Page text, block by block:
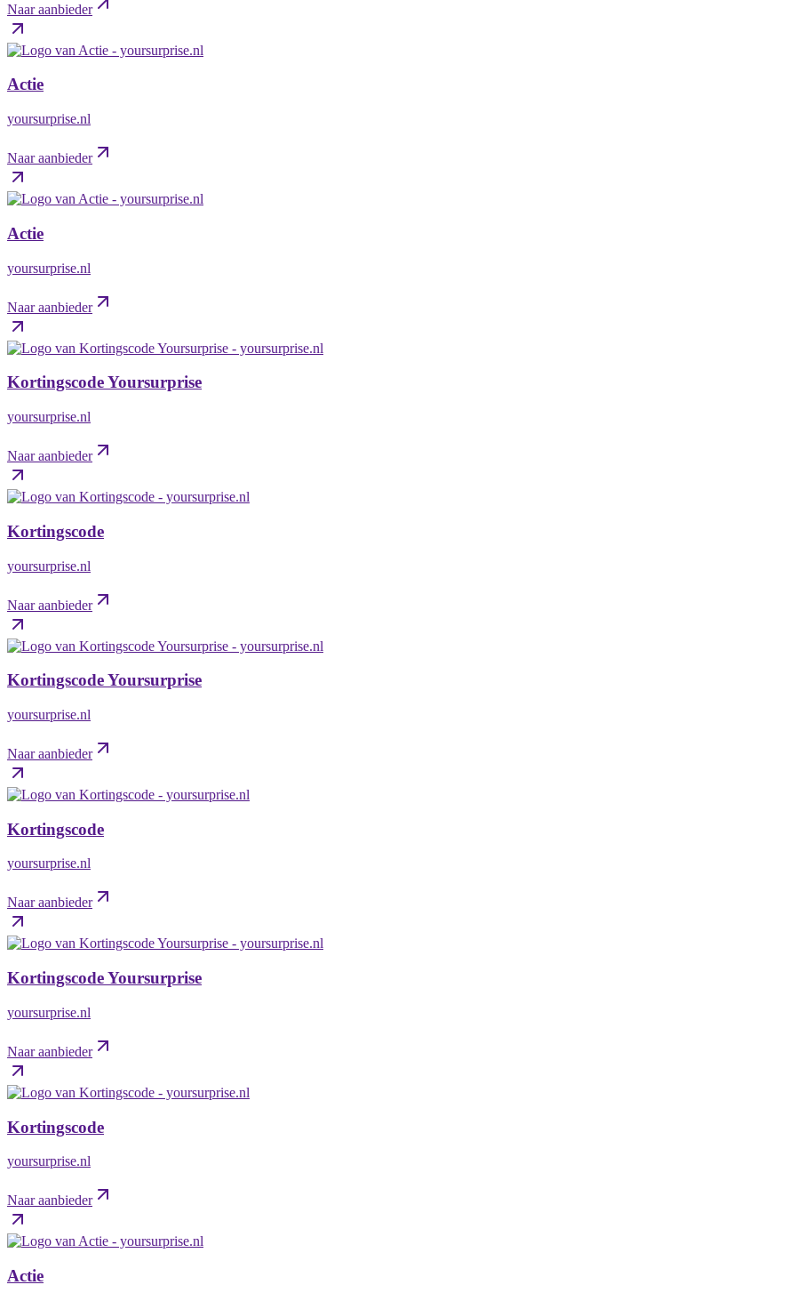
Naar aanbieder
Actie
yoursurprise.nl
Naar aanbieder
Actie
yoursurprise.nl
Naar aanbieder
Kortingscode Yoursurprise
yoursurprise.nl
Naar aanbieder
Kortingscode
yoursurprise.nl
Naar aanbieder
Kortingscode Yoursurprise
yoursurprise.nl
Naar aanbieder
Kortingscode
yoursurprise.nl
Naar aanbieder
Kortingscode Yoursurprise
yoursurprise.nl
Naar aanbieder
Kortingscode
yoursurprise.nl
Naar aanbieder
Actie